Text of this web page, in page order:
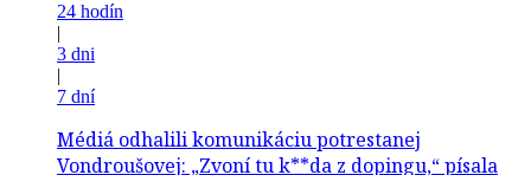
24 hodín
|
3 dni
|
7 dní